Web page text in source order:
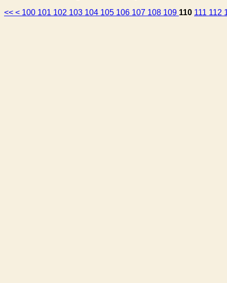
<< < 100 101 102 103 104 105 106 107 108 109 110 111 112